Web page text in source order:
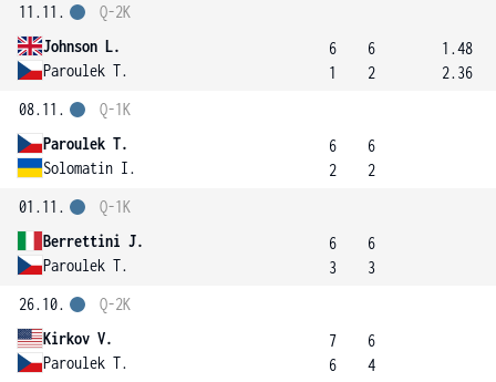
11.11.
Johnson L.
Paroulek T.
Q-2K
6
1
6
2
1.48
2.36
08.11.
Paroulek T.
Solomatin I.
Q-1K
6
2
6
2
01.11.
Berrettini J.
Paroulek T.
Q-1K
6
3
6
3
26.10.
Kirkov V.
Paroulek T.
Q-2K
7
6
6
4